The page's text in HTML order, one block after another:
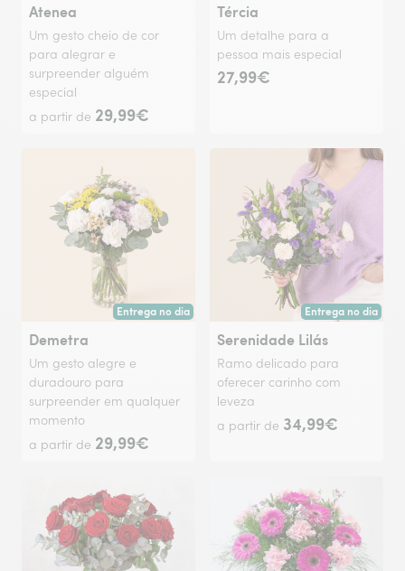
Atenea
Um gesto cheio de cor
para alegrar e
surpreender alguém
especial
a partir de 29,99€
Tércia
Um detalhe para a
pessoa mais especial
27,99€
Entrega no dia
Entrega hoje ou na data à tua escolha.
Demetra
Um gesto alegre e
duradouro para
surpreender em qualquer
momento
a partir de 29,99€
Entrega no dia
Entrega hoje ou na
Serenidade Lilás
Ramo delicado para
oferecer carinho com
leveza
a partir de 34,99€